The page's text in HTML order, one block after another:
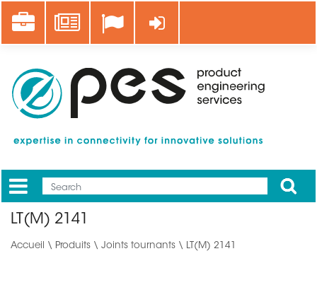
au
contenu
Career News Se connecter
Mobile
Main
Apply
LT(M) 2141
Accueil \ Produits \ Joints tournants \ LT(M) 2141